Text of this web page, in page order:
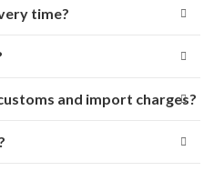
time?
and import charges?